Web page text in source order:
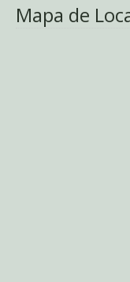
Mapa de